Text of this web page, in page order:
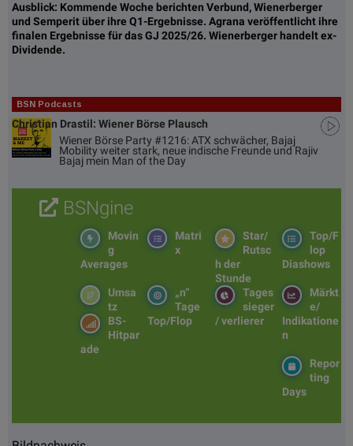
Ausblick: Kommende Woche berichten Verbund, Wienerberger
und Semperit über ihre Q1-Ergebnisse. Agrana veröffentlicht ihre
finalen Ergebnisse für das GJ 2025/26. Wienerberger handelt ex-
Dividende.
BSN Podcasts
Christian Drastil: Wiener Börse Plausch
Wiener Börse Party #1216: ATX schwächer, Bajaj
Mobility weiter stark, neue indische Freunde und Rajiv
Bajaj mein Man of the Day
BSNgine
Top/F
lop
Diashows
Star/
Rutsc
h der
Stunde
Matri
x
Movin
g
Averages
Märkt
e/
Indikatione
n
Tages
sieger
/ verlierer
„n“
Tage
Top/Flop
Umsa
tz
BS-
Hitpar
ade
Repor
ting
Days